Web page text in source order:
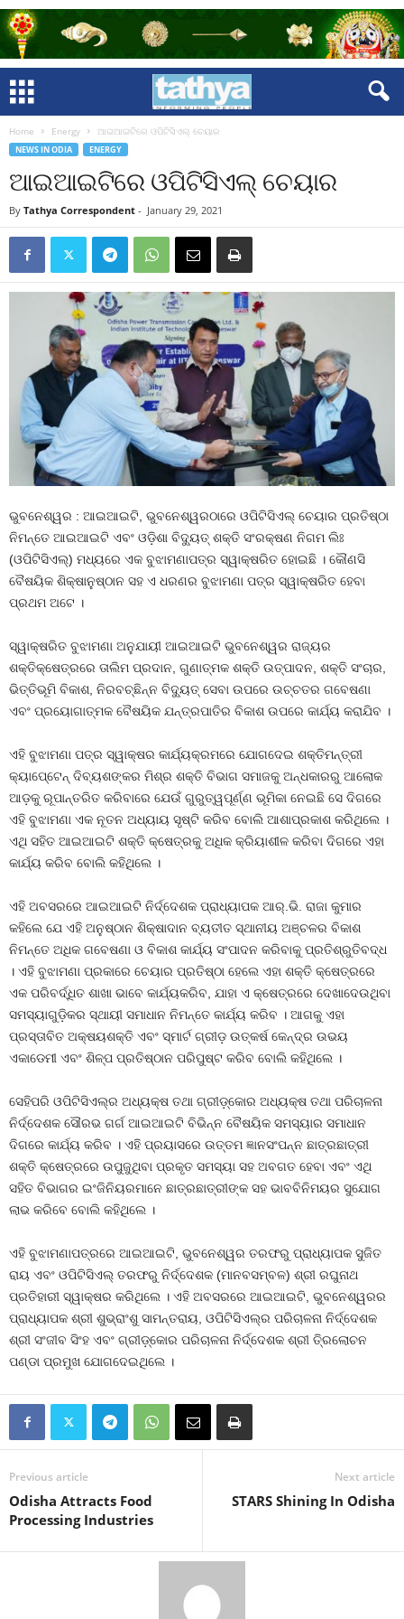
Home Energy ଆଇଆଇଟିରେ ଓପିଟିସିଏଲ୍‌ ଚେୟାର
NEWS IN ODIA ENERGY
ଆଇଆଇଟିରେ ଓପିଟିସିଏଲ୍‌ ଚେୟାର
By Tathya Correspondent - January 29, 2021
ଭୁବନେଶ୍ୱର : ଆଇଆଇଟି, ଭୁବନେଶ୍ୱରଠାରେ ଓପିଟିସିଏଲ୍‌ ଚେୟାର ପ୍ରତିଷ୍ଠା
ନିମନ୍ତେ ଆଇଆଇଟି ଏବଂ ଓଡ଼ିଶା ବିଦ୍ୟୁତ୍‍ ଶକ୍ତି ସଂରକ୍ଷଣ ନିଗମ ଲିଃ
(ଓପିଟିସିଏଲ୍‌) ମଧ୍ୟରେ ଏକ ବୁଝାମଣାପତ୍ର ସ୍ୱାକ୍ଷରିତ ହୋଇଛି । କୌଣସି
ବୈଷୟିକ ଶିକ୍ଷାନୁଷ୍ଠାନ ସହ ଏ ଧରଣର ବୁଝାମଣା ପତ୍ର ସ୍ୱାକ୍ଷରିତ ହେବା
ପ୍ରଥମ ଅଟେ ।
ସ୍ୱାକ୍ଷରିତ ବୁଝାମଣା ଅନୁଯାୟୀ ଆଇଆଇଟି ଭୁବନେଶ୍ୱର ରାଜ୍ୟର
ଶକ୍ତିକ୍ଷେତ୍ରରେ ତାଲିମ ପ୍ରଦାନ, ଗୁଣାତ୍ମକ ଶକ୍ତି ଉତ୍ପାଦନ, ଶକ୍ତି ସଂଚାର,
ଭିତ୍ତିଭୂମି ବିକାଶ, ନିରବଚ୍ଛିନ୍ନ ବିଦ୍ୟୁତ୍‍ ସେବା ଉପରେ ଉଚ୍ଚତର ଗବେଷଣା
ଏବଂ ପ୍ରୟୋଗାତ୍ମକ ବୈଷୟିକ ଯନ୍ତ୍ରପାତିର ବିକାଶ ଉପରେ କାର୍ଯ୍ୟ କରାଯିବ ।
ଏହି ବୁଝାମଣା ପତ୍ର ସ୍ୱାକ୍ଷର କାର୍ଯ୍ୟକ୍ରମରେ ଯୋଗଦେଇ ଶକ୍ତିମନ୍ତ୍ରୀ
କ୍ୟାପେ୍‌ଟେନ୍‌ ଦିବ୍ୟଶଙ୍କର ମିଶ୍ର ଶକ୍ତି ବିଭାଗ ସମାଜକୁ ଅନ୍ଧକାରରୁ ଆଲୋକ
ଆଡ଼କୁ ରୂପାନ୍ତରିତ କରିବାରେ ଯେଉଁ ଗୁରୁତ୍ୱପୂର୍ଣ୍ଣ ଭୂମିକା ନେଇଛି ସେ ଦିଗରେ
ଏହି ବୁଝାମଣା ଏକ ନୂତନ ଅଧ୍ୟାୟ ସୃଷ୍ଟି କରିବ ବୋଲି ଆଶାପ୍ରକାଶ କରିଥିଲେ ।
ଏଥି ସହିତ ଆଇଆଇଟି ଶକ୍ତି କ୍ଷେତ୍ରକୁ ଅଧିକ କ୍ରିୟାଶୀଳ କରିବା ଦିଗରେ ଏହା
କାର୍ଯ୍ୟ କରିବ ବୋଲି କହିଥିଲେ ।
ଏହି ଅବସରରେ ଆଇଆଇଟି ନିର୍ଦ୍ଦେଶକ ପ୍ରାଧ୍ୟାପକ ଆର୍‌.ଭି. ରାଜା କୁମାର
କହିଲେ ଯେ ଏହି ଅନୁଷ୍ଠାନ ଶିକ୍ଷାଦାନ ବ୍ୟତୀତ ସ୍ଥାନୀୟ ଅଞ୍ଚଳର ବିକାଶ
ନିମନ୍ତେ ଅଧିକ ଗବେଷଣା ଓ ବିକାଶ କାର୍ଯ୍ୟ ସଂପାଦନ କରିବାକୁ ପ୍ରତିଶ୍ରୁତିବଦ୍ଧ
। ଏହି ବୁଝାମଣା ପ୍ରକାରେ ଚେୟାର ପ୍ରତିଷ୍ଠା ହେଲେ ଏହା ଶକ୍ତି କ୍ଷେତ୍ରରେ
ଏକ ପରିବର୍ଦ୍ଧିତ ଶାଖା ଭାବେ କାର୍ଯ୍ୟକରିବ, ଯାହା ଏ କ୍ଷେତ୍ରରେ ଦେଖାଦେଉଥିବା
ସମସ୍ୟାଗୁଡ଼ିକର ସ୍ଥାୟୀ ସମାଧାନ ନିମନ୍ତେ କାର୍ଯ୍ୟ କରିବ । ଆଗକୁ ଏହା
ପ୍ରସ୍ତାବିତ ଅକ୍ଷୟଶକ୍ତି ଏବଂ ସ୍ମାର୍ଟ ଗ୍ରୀଡ଼ ଉତ୍କର୍ଷ କେନ୍ଦ୍ର ଉଭୟ
ଏକାଡେମୀ ଏବଂ ଶିଳ୍ପ ପ୍ରତିଷ୍ଠାନ ପରିପୁଷ୍ଟ କରିବ ବୋଲି କହିଥିଲେ ।
ସେହିପରି ଓପିଟିସିଏଲ୍‌ର ଅଧ୍ୟକ୍ଷ ତଥା ଗ୍ରୀଡ଼୍‌କୋର ଅଧ୍ୟକ୍ଷ ତଥା ପରିଚାଳନା
ନିର୍ଦ୍ଦେଶକ ସୌରଭ ଗର୍ଗ ଆଇଆଇଟି ବିଭିନ୍ନ ବୈଷୟିକ ସମସ୍ୟାର ସମାଧାନ
ଦିଗରେ କାର୍ଯ୍ୟ କରିବ । ଏହି ପ୍ରୟାସରେ ଉତ୍ତମ ଜ୍ଞାନସଂପନ୍ନ ଛାତ୍ରଛାତ୍ରୀ
ଶକ୍ତି କ୍ଷେତ୍ରରେ ଉପୁଜୁଥିବା ପ୍ରକୃତ ସମସ୍ୟା ସହ ଅବଗତ ହେବା ଏବଂ ଏଥି
ସହିତ ବିଭାଗର ଇଂଜିନିୟରମାନେ ଛାତ୍ରଛାତ୍ରୀଙ୍କ ସହ ଭାବବିନିମୟର ସୁଯୋଗ
ଲାଭ କରିବେ ବୋଲି କହିଥିଲେ ।
ଏହି ବୁଝାମଣାପତ୍ରରେ ଆଇଆଇଟି, ଭୁବନେଶ୍ୱର ତରଫରୁ ପ୍ରାଧ୍ୟାପକ ସୁଜିତ
ରାୟ ଏବଂ ଓପିଟିସିଏଲ୍‌ ତରଫରୁ ନିର୍ଦ୍ଦେଶକ (ମାନବସମ୍ବଳ) ଶ୍ରୀ ରଘୁନାଥ
ପ୍ରତିହାରୀ ସ୍ୱାକ୍ଷର କରିଥିଲେ । ଏହି ଅବସରରେ ଆଇଆଇଟି, ଭୁବନେଶ୍ୱରର
ପ୍ରାଧ୍ୟାପକ ଶ୍ରୀ ଶୁଭ୍ରାଂଶୁ ସାମନ୍ତରାୟ, ଓପିଟିସିଏଲ୍‌ର ପରିଚାଳନା ନିର୍ଦ୍ଦେଶକ
ଶ୍ରୀ ସଂଜୀବ ସିଂହ ଏବଂ ଗ୍ରୀଡ଼୍‌କୋର ପରିଚାଳନା ନିର୍ଦ୍ଦେଶକ ଶ୍ରୀ ତି୍ରଲୋଚନ
ପଣ୍ଡା ପ୍ରମୁଖ ଯୋଗଦେଇଥିଲେ ।
Previous article
Odisha Attracts Food
Processing Industries
Next article
STARS Shining In Odisha